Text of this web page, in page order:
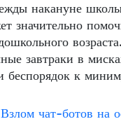
накануне
значительно
завтраки в
беспорядок к
Взлом чат-ботов на